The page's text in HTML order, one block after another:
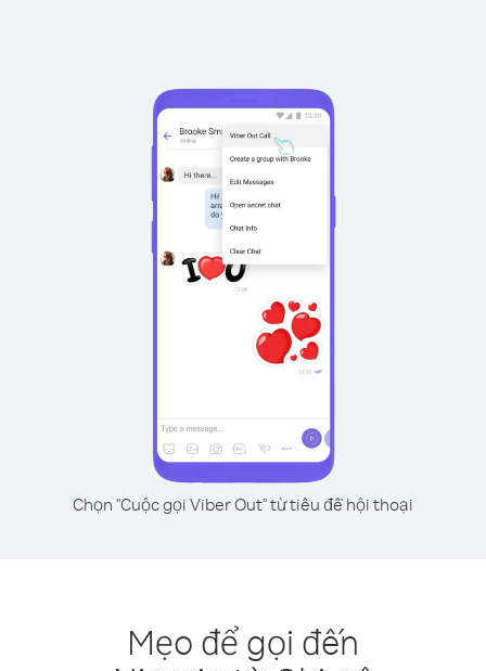
Chọn "Cuộc gọi Viber Out" từ tiêu đề hội thoại
Mẹo để gọi đến